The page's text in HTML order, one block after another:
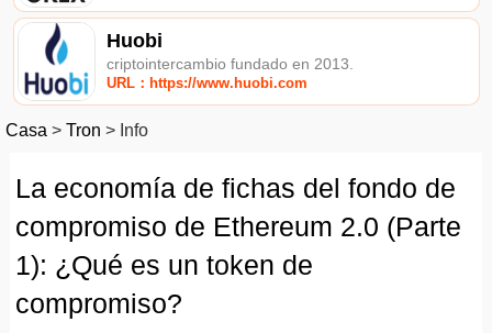
Huobi
criptointercambio fundado en 2013.
URL：https://www.huobi.com
Casa > Tron > Info
La economía de fichas del fondo de
compromiso de Ethereum 2.0 (Parte
1): ¿Qué es un token de
compromiso?